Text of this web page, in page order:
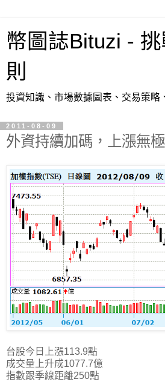
幣圖誌Bituzi -
則
投資知識、市場數據圖表、交易策略
2011-08-09
外資持續加碼，上漲無
台股今日上漲113.9點
成交量上升成1077.7億
指數跟季線距離250點